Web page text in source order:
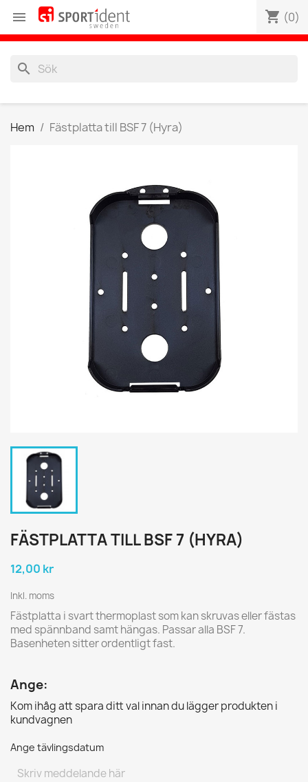
 shopping_cart (0)
search
Hem Fästplatta till BSF 7 (Hyra)
FÄSTPLATTA TILL BSF 7 (HYRA)
12,00 kr
Inkl. moms
Fästplatta i svart thermoplast som kan skruvas eller fästas
med spännband samt hängas. Passar alla BSF 7.
Basenheten sitter ordentligt fast.
Ange:
Kom ihåg att spara ditt val innan du lägger produkten i
kundvagnen
Ange tävlingsdatum